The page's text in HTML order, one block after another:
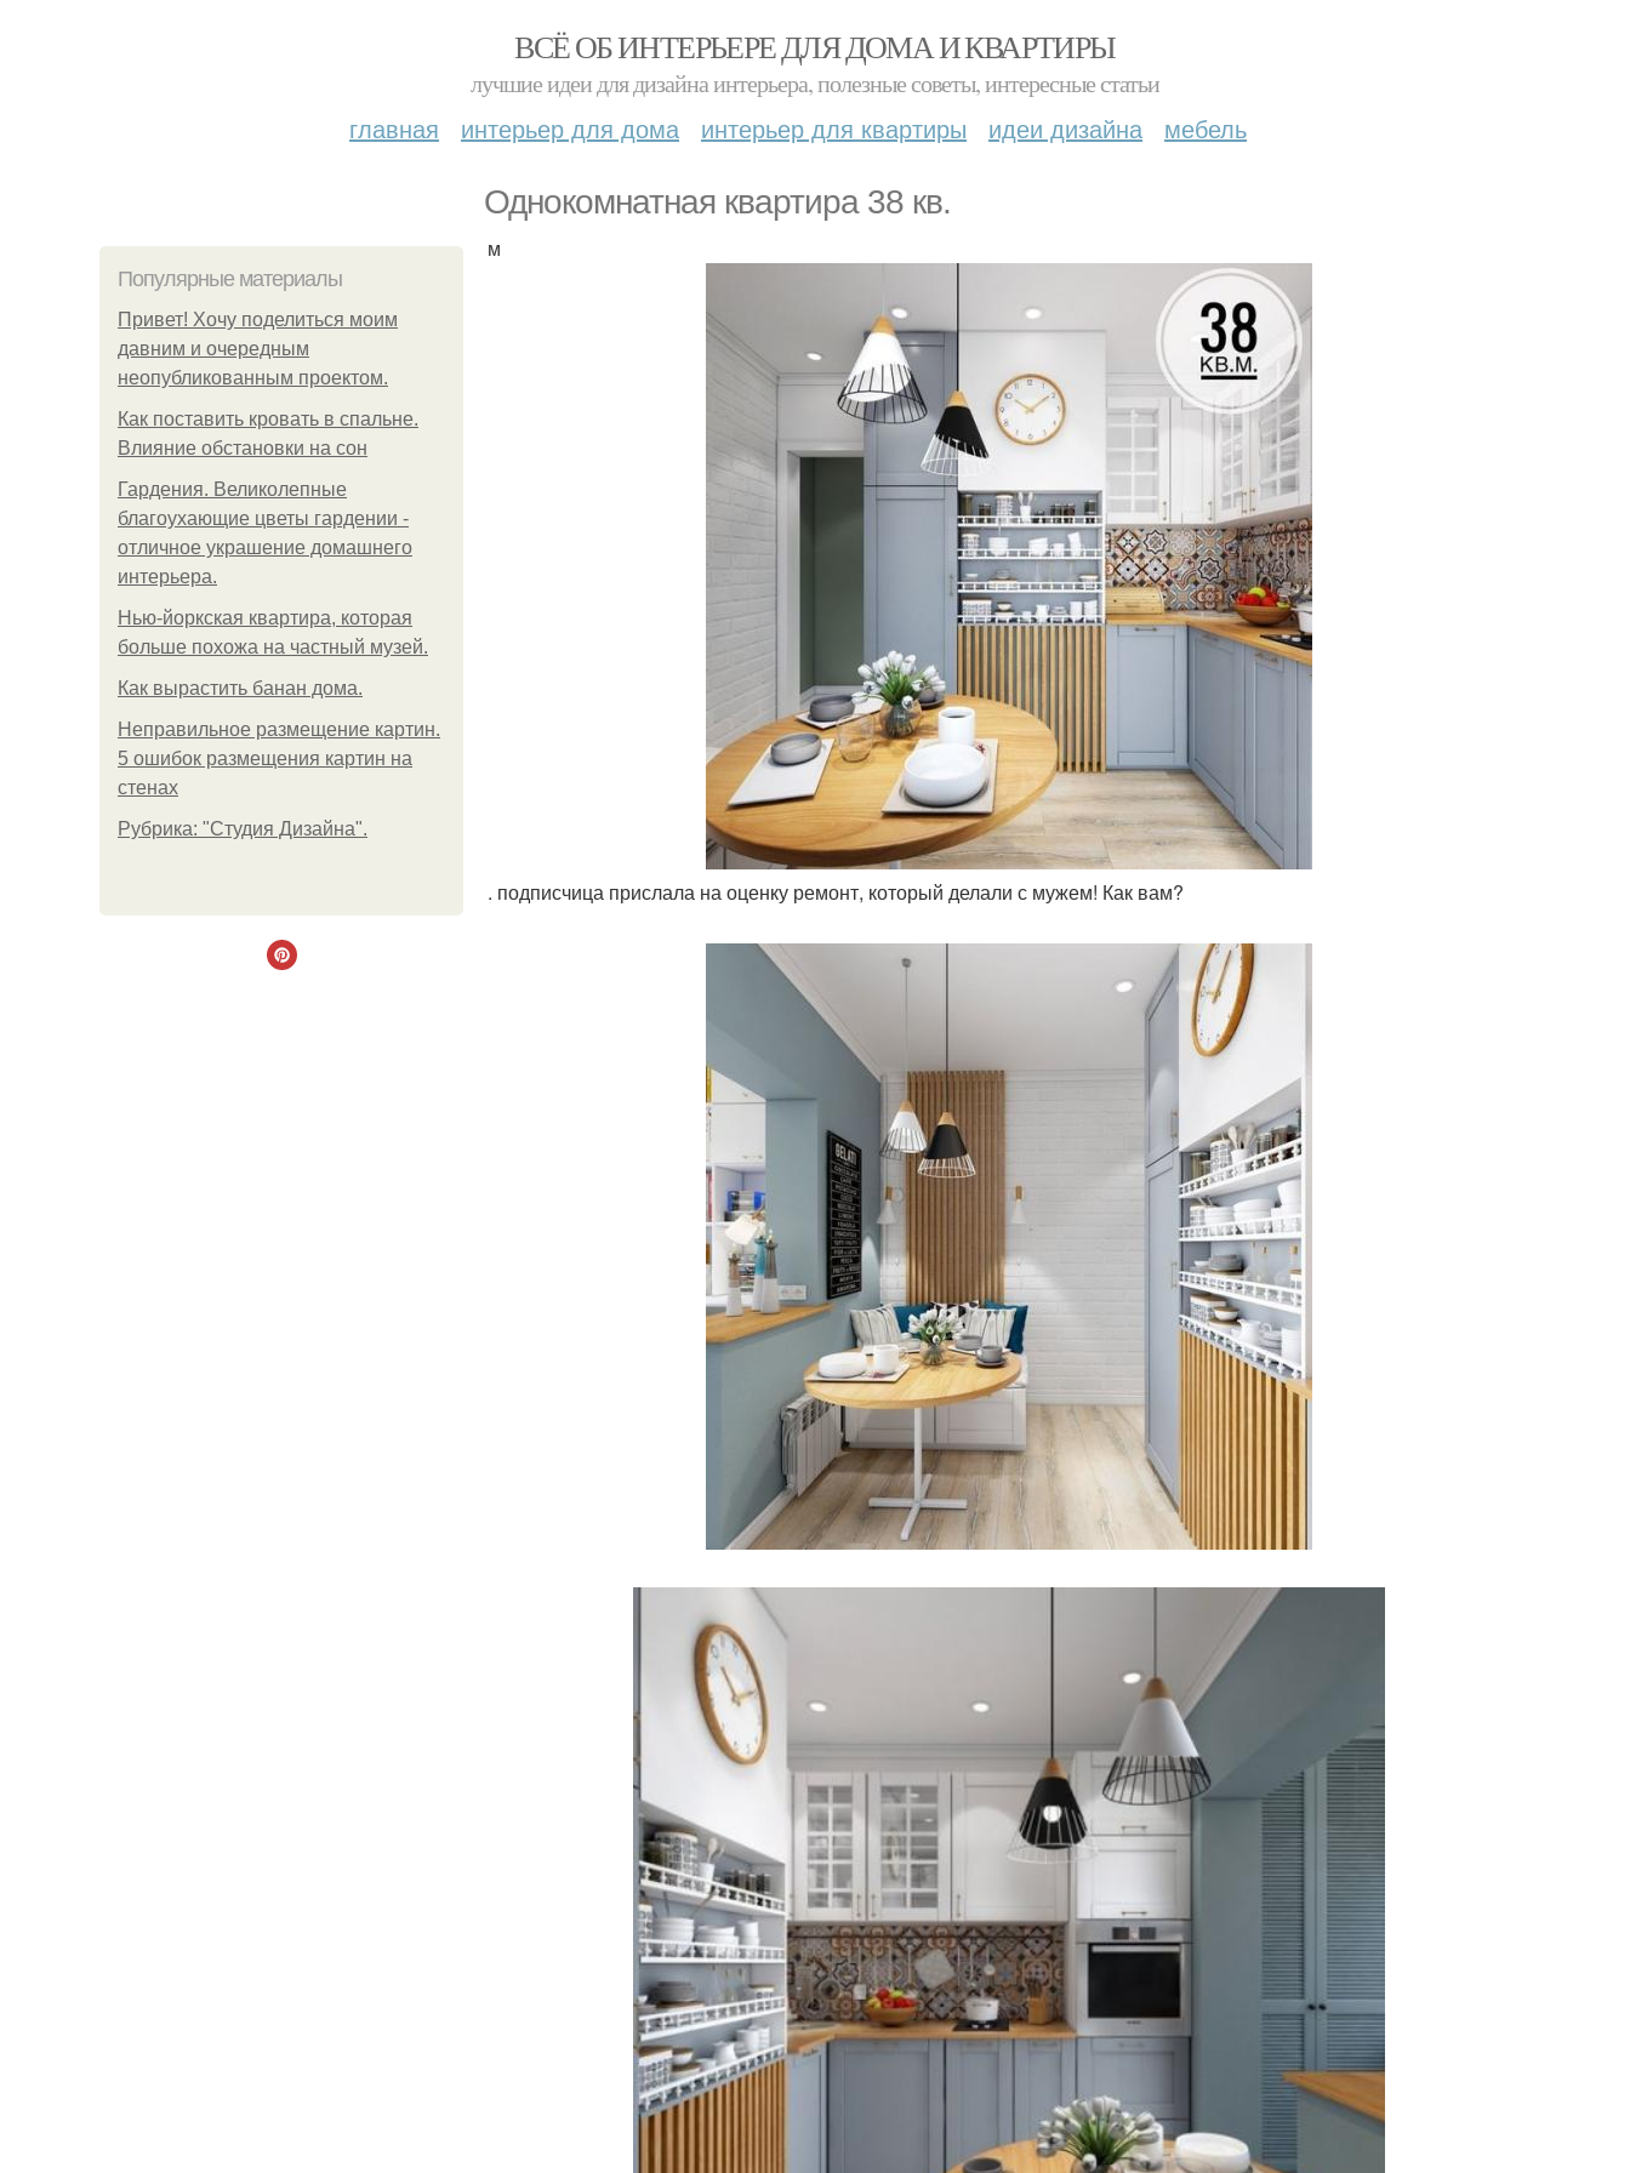
ВСЁ ОБ ИНТЕРЬЕРЕ ДЛЯ ДОМА И КВАРТИРЫ
лучшие идеи для дизайна интерьера, полезные советы, интересные статьи
главная интерьер для дома интерьер для квартиры идеи дизайна мебель
Однокомнатная квартира 38 кв.
Популярные материалы
Привет! Хочу поделиться моим
давним и очередным
неопубликованным проектом.
Как поставить кровать в спальне.
Влияние обстановки на сон
Гардения. Великолепные
благоухающие цветы гардении -
отличное украшение домашнего
интерьера.
Нью-йоркская квартира, которая
больше похожа на частный музей.
Как вырастить банан дома.
Неправильное размещение картин.
5 ошибок размещения картин на
стенах
Рубрика: "Студия Дизайна".
м
. подписчица прислала на оценку ремонт, который делали с мужем! Как вам?